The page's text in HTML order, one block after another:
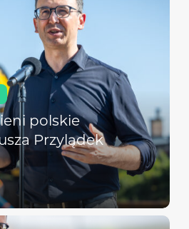
polskie
Przylądek